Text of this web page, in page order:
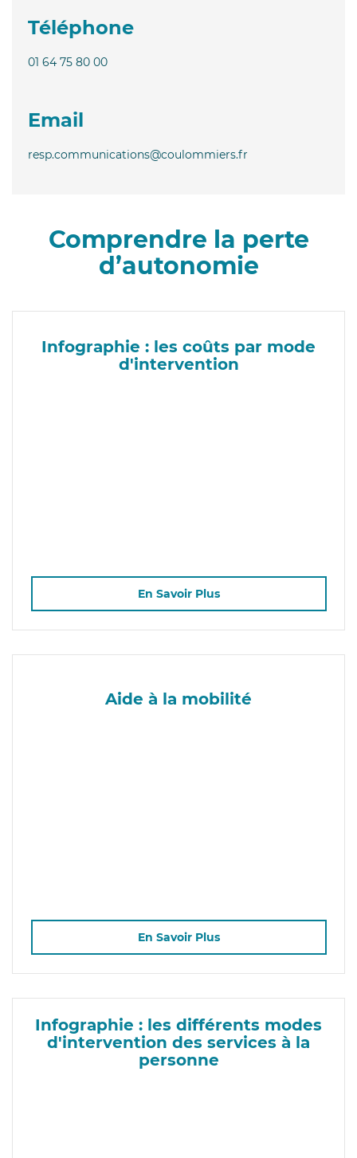
Téléphone
01 64 75 80 00
Email
resp.communications@coulommiers.fr
Comprendre la perte
d’autonomie
Infographie : les coûts par mode
d'intervention
En Savoir Plus
Aide à la mobilité
En Savoir Plus
Infographie : les différents modes
d'intervention des services à la
personne